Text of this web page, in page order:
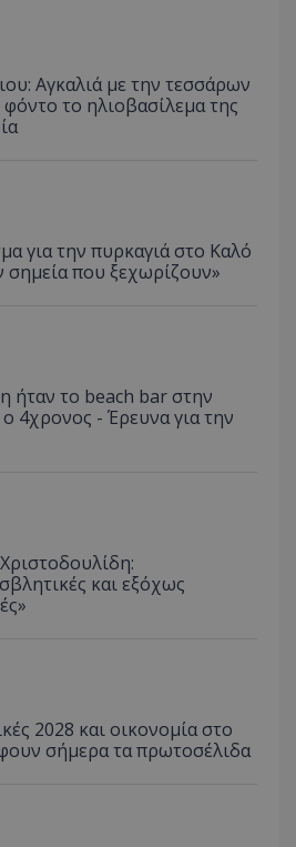
Αγκαλιά με την τεσσάρων
το ηλιοβασίλεμα της
για την πυρκαγιά στο Καλό
που ξεχωρίζουν»
ήταν το beach bar στην
4χρονος - Έρευνα για την
και εξόχως
2028 και οικονομία στο
σήμερα τα πρωτοσέλιδα